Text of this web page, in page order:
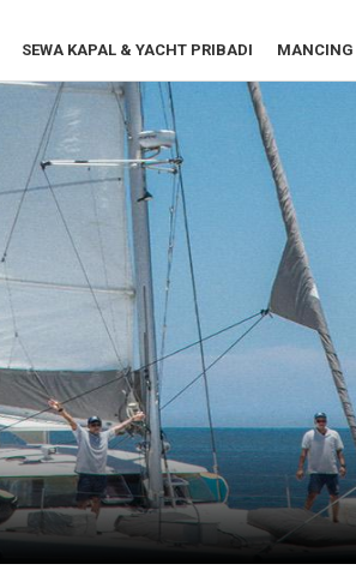
SEWA KAPAL & YACHT PRIBADI